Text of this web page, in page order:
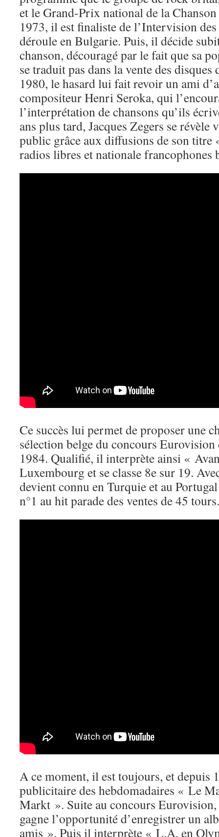
et le Grand-Prix national de la
1973, il est finaliste de l’Intervision des
déroule en Bulgarie. Puis, il décide
chanson, découragé par le fait que sa
se traduit pas dans la vente des
1980, le hasard lui fait revoir un ami
compositeur Henri Seroka, qui
l’interprétation de chansons qu’ils
ans plus tard, Jacques Zegers se révèle
public grâce aux diffusions de son titre
radios libres et nationale francophones
Ce succès lui permet de proposer une
sélection belge du concours Eurovision
1984. Qualifié, il interprète ainsi «
Luxembourg et se classe 8e sur 19.
devient connu en Turquie et au
n°1 au hit parade des ventes de 45 tours.
A ce moment, il est toujours, et depuis
publicitaire des hebdomadaires « Le
Markt ». Suite au concours
gagne l’opportunité d’enregistrer un
amis ». Puis il interprète « L.A. en